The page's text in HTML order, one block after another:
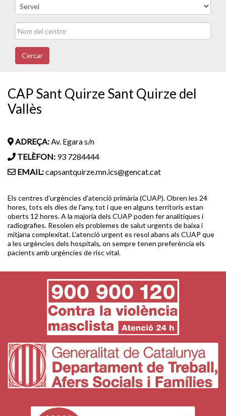
Cercar
CAP Sant Quirze Sant Quirze del
Vallès
ADREÇA:Av. Egara s/n
TELÈFON: 93 7284444
EMAIL:capsantquirze.mn.ics@gencat.cat
Els centres d'urgències d'atenció primària (CUAP). Obren les 24
hores, tots els dies de l'any, tot i que en alguns territoris estan
oberts 12 hores. A la majoria dels CUAP poden fer analítiques i
radiografies. Resolen els problemes de salut urgents de baixa i
mitjana complexitat. L'atenció urgent es resol abans als CUAP que
a les urgències dels hospitals, on sempre tenen preferència els
pacients amb urgències de risc vital.